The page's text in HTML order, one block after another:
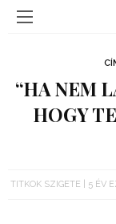
“HA NEM
HOGY
TITKOK SZIGETE 5 ÉV